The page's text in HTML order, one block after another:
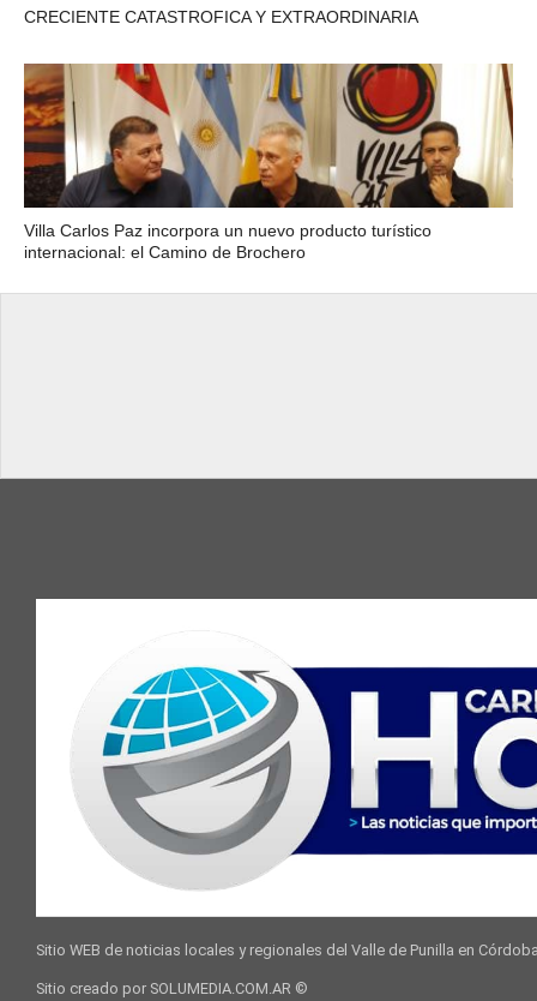
CRECIENTE CATASTROFICA Y EXTRAORDINARIA
Villa Carlos Paz incorpora un nuevo producto turístico
internacional: el Camino de Brochero
Sitio WEB de noticias locales y regionales del Valle de Punilla en
Sitio creado por SOLUMEDIA.COM.AR ©